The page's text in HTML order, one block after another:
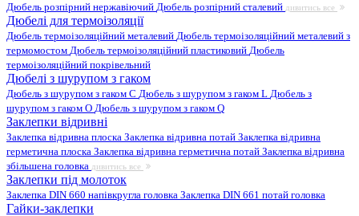
Дюбель розпірний нержавіючий Дюбель розпірний сталевий дивитись все
Дюбелі для термоізоляції
Дюбель термоізоляційний металевий Дюбель термоізоляційний металевий з
термомостом Дюбель термоізоляційний пластиковий Дюбель
термоізоляційний покрівельний
Дюбелі з шурупом з гаком
Дюбель з шурупом з гаком C Дюбель з шурупом з гаком L Дюбель з
шурупом з гаком O Дюбель з шурупом з гаком Q
Заклепки відривні
Заклепка відривна плоска Заклепка відривна потай Заклепка відривна
герметична плоска Заклепка відривна герметична потай Заклепка відривна
збільшена головка дивитись все
Заклепки під молоток
Заклепка DIN 660 напівкругла головка Заклепка DIN 661 потай головка
Гайки-заклепки